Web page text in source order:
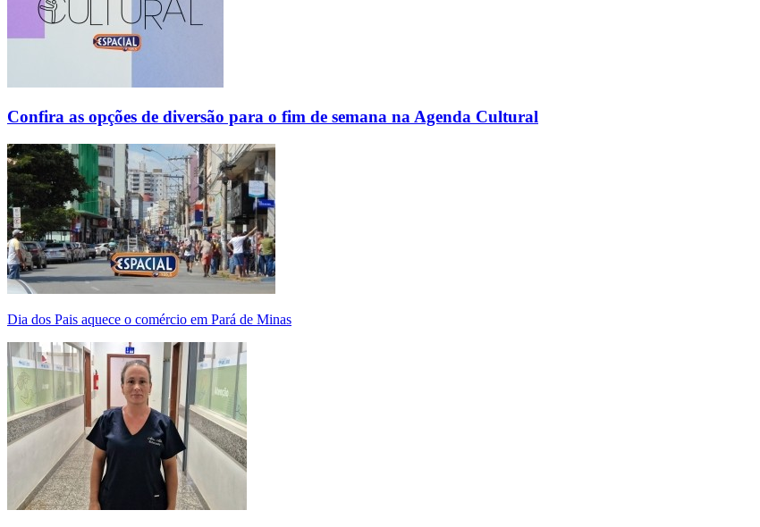
Confira as opções de diversão para o fim de semana na Agenda Cultural
Dia dos Pais aquece o comércio em Pará de Minas